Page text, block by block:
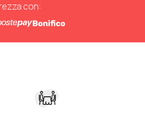
con: